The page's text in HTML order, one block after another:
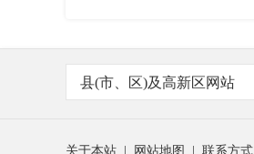
县(市、区)及高新区网站
关于本站 | 网站地图 | 联系方式